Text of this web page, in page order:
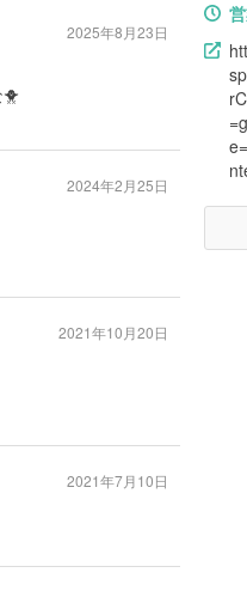
2025年8月23日
2024年2月25日
2021年10月20日
2021年7月10日